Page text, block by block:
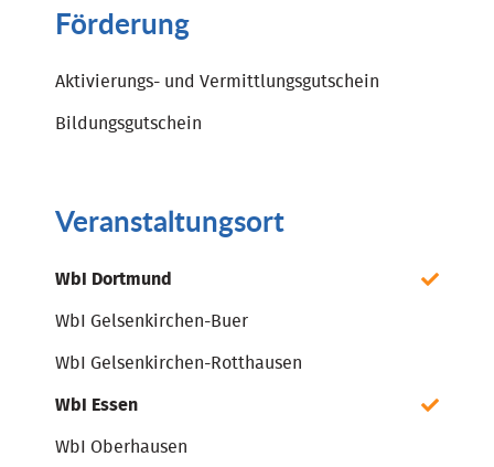
Förderung
Aktivierungs- und Vermittlungsgutschein
Bildungsgutschein
Veranstaltungsort
WbI Dortmund
WbI Gelsenkirchen-Buer
WbI Gelsenkirchen-Rotthausen
WbI Essen
WbI Oberhausen